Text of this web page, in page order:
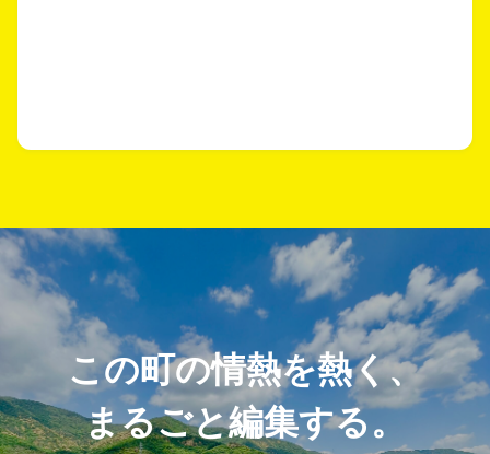
この町の情熱を熱く、
まるごと編集する。